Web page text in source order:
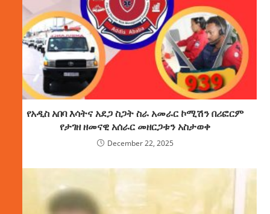
የአዲስ አበባ እሳትና አደጋ ስጋት ስራ አመራር ኮሚሽን በሪፎርም
የታገዘ ዘመናዊ አሰራር መዘርጋቱን አስታወቀ
December 22, 2025